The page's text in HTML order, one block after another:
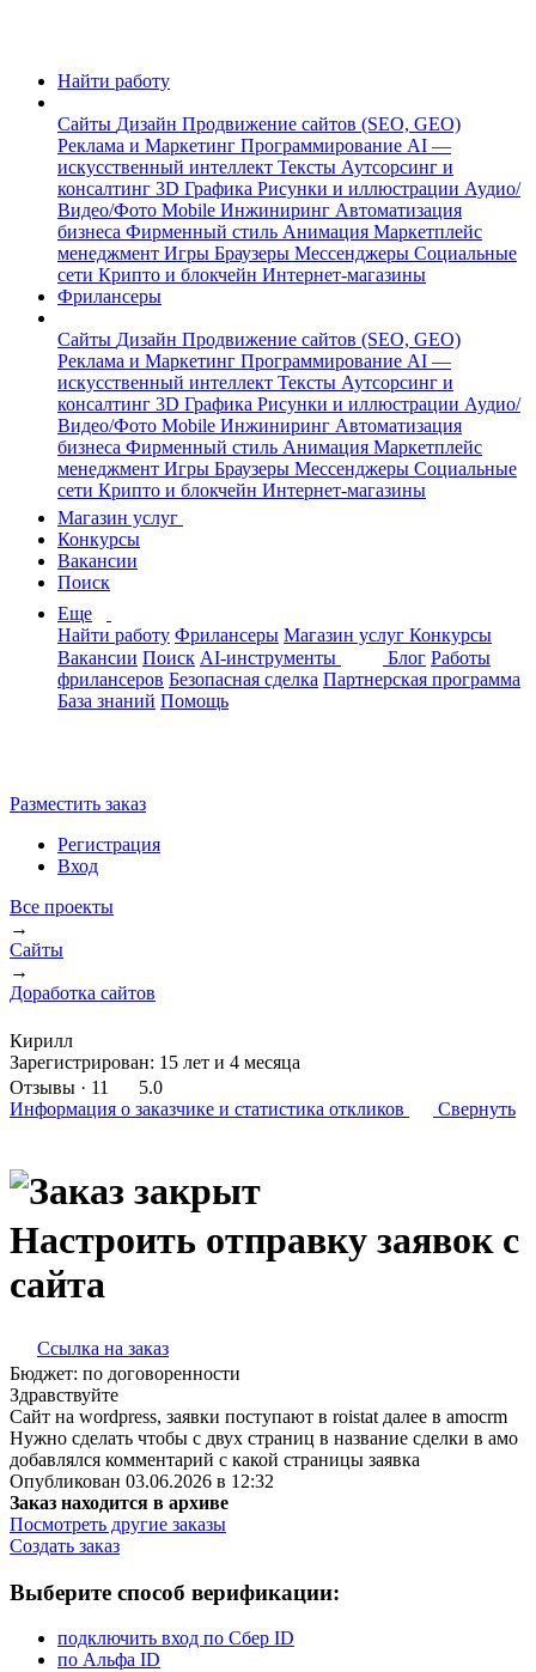
Найти работу
Сайты Дизайн Продвижение сайтов (SEO, GEO)
Реклама и Маркетинг Программирование AI —
искусственный интеллект Тексты Аутсорсинг и
консалтинг 3D Графика Рисунки и иллюстрации Аудио/
Видео/Фото Mobile Инжиниринг Автоматизация
бизнеса Фирменный стиль Анимация Маркетплейс
менеджмент Игры Браузеры Мессенджеры Социальные
сети Крипто и блокчейн Интернет-магазины
Фрилансеры
Сайты Дизайн Продвижение сайтов (SEO, GEO)
Реклама и Маркетинг Программирование AI —
искусственный интеллект Тексты Аутсорсинг и
консалтинг 3D Графика Рисунки и иллюстрации Аудио/
Видео/Фото Mobile Инжиниринг Автоматизация
бизнеса Фирменный стиль Анимация Маркетплейс
менеджмент Игры Браузеры Мессенджеры Социальные
сети Крипто и блокчейн Интернет-магазины
Магазин услуг
Конкурсы
Вакансии
Поиск
Еще
Найти работу Фрилансеры Магазин услуг Конкурсы
Вакансии Поиск AI-инструменты Блог Работы
фрилансеров Безопасная сделка Партнерская программа
База знаний Помощь
Разместить заказ
Регистрация
Вход
Все проекты
→
Сайты
→
Доработка сайтов
Кирилл
Зарегистрирован: 15 лет и 4 месяца
Отзывы · 11
5.0
Информация о заказчике и статистика откликов Свернуть
Настроить отправку заявок с
сайта
Ссылка на заказ
Бюджет: по договоренности
Здравствуйте
Сайт на wordpress, заявки поступают в roistat далее в amocrm
Нужно сделать чтобы с двух страниц в название сделки в амо
добавлялся комментарий с какой страницы заявка
Опубликован 03.06.2026 в 12:32
Заказ находится в архиве
Посмотреть другие заказы
Создать заказ
Выберите способ верификации:
подключить вход по Сбер ID
по Альфа ID